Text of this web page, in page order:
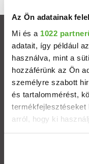
Az Ön adatainak
Mi és a 1022
adatait, így például
használva, mint a
hozzáférünk az Ön
személyre szabott
és tartalommérést,
termékfejlesztéseket
arról, hogy ki
Ingatlanok
Eladó házak
Eladó lakások
Települések